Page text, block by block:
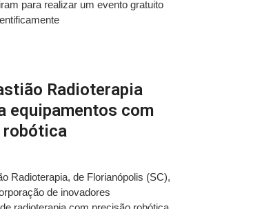
para realizar um evento gratuito
Radioterapia
equipamentos com
robótica
Radioterapia, de Florianópolis (SC),
de inovadores